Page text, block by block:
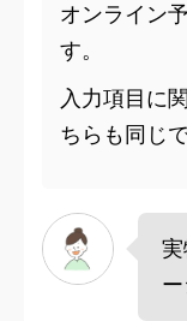
オンライン
す。
入力項目に
ちらも同じで